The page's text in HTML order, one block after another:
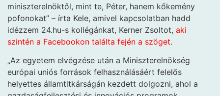
miniszterelnöktől, mint te, Péter, hanem kőkemény
pofonokat” – írta Kele, amivel kapcsolatban hadd
idézzem 24.hu-s kollégánkat, Kerner Zsoltot, aki
szintén a Facebookon találta fején a szöget.
„Az egyetem elvégzése után a Miniszterelnökség
európai uniós források felhasználásáért felelős
helyettes államtitkárságán kezdett dolgozni, ahol a